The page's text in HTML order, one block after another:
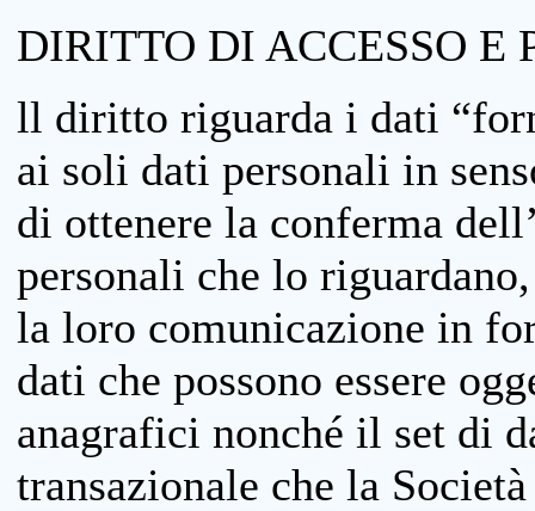
DIRITTO DI ACCESSO
ll diritto riguarda i dati
ai soli dati personali in
di ottenere la conferma
personali che lo
la loro comunicazione in
dati che possono essere
anagrafici nonché il set di
transazionale che la